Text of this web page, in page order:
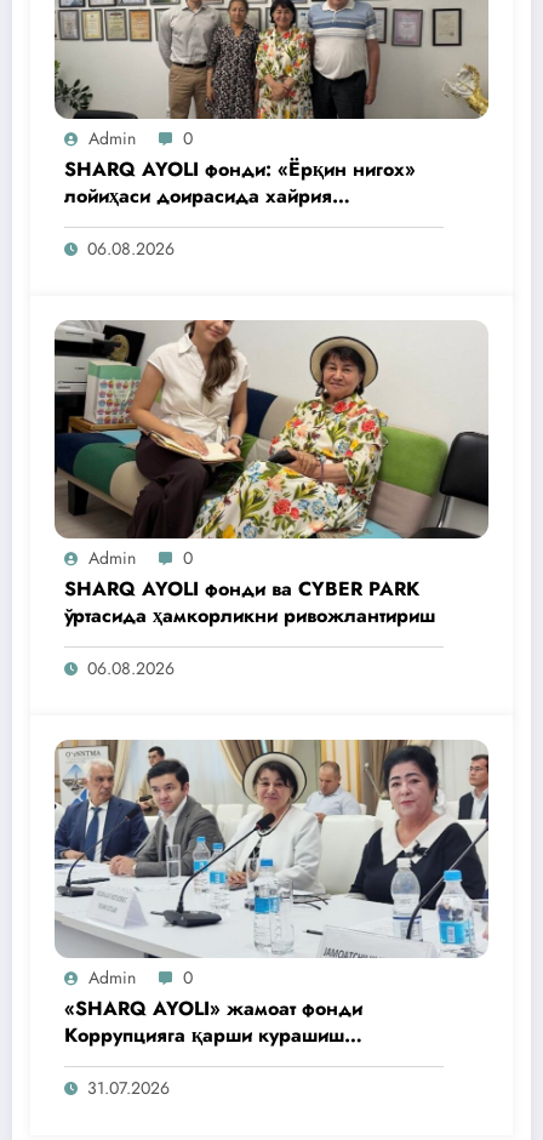
Admin 0
SHARQ AYOLI фонди: «Ёрқин нигох»
лойиҳаси доирасида хайрия
операциялари ўтказилади
06.08.2026
Admin 0
SHARQ AYOLI фонди ва CYBER PARK
ўртасида ҳамкорликни ривожлантириш
06.08.2026
Admin 0
«SHARQ AYOLI» жамоат фонди
Коррупцияга қарши курашиш
агентлигидаги жамоат эшитувида
ташаббусларини тақдим этди
31.07.2026